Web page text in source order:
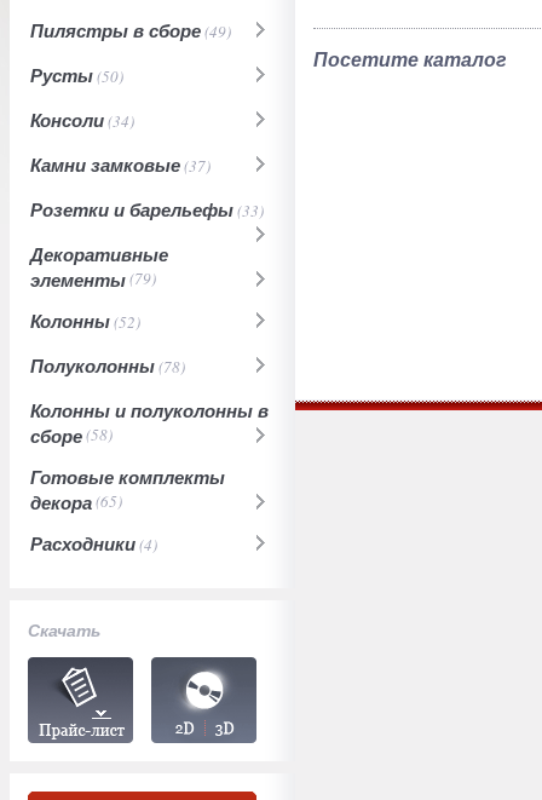
Пилястры в сборе(49)
Русты(50)
Консоли(34)
Камни замковые(37)
Розетки и барельефы(33)
Декоративные
элементы(79)
Колонны(52)
Полуколонны(78)
Колонны и полуколонны в
сборе(58)
Готовые комплекты
декора(65)
Расходники(4)
Скачать
Посетите каталог